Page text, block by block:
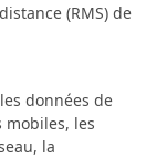
(RMS) de
données de
mobiles, les
la